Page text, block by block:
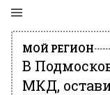
МОЙ РЕГИОН
В
МКД,